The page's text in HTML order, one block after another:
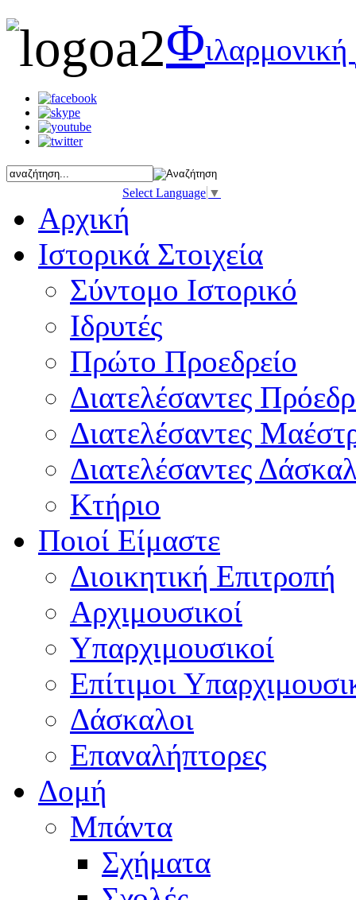
Φιλαρμονική
Select Language ▼
Αρχική
Ιστορικά Στοιχεία
Σύντομο Ιστορικό
Ιδρυτές
Πρώτο Προεδρείο
Διατελέσαντες
Διατελέσαντες
Διατελέσαντες
Κτήριο
Ποιοί Είμαστε
Διοικητική Επιτροπή
Aρχιμουσικοί
Υπαρχιμουσικοί
Επίτιμοι
Δάσκαλοι
Επαναλήπτορες
Δομή
Μπάντα
Σχήματα